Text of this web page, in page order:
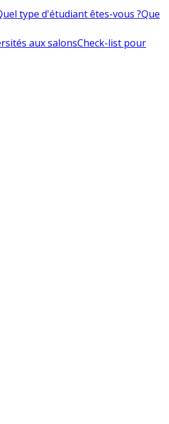
type d'étudiant êtes-vous ?Que
aux salonsCheck-list pour